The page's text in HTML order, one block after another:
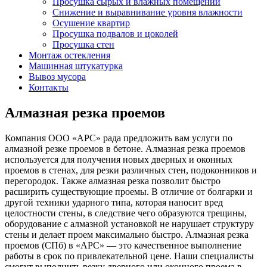
Снижение и выравнивание уровня влажности
Осушение квартир
Просушка подвалов и цоколей
Просушка стен
Монтаж остекления
Машинная штукатурка
Вывоз мусора
Контакты
Алмазная резка проемов
Компания ООО «АРС» рада предложить вам услуги по
алмазной резке проемов в бетоне. Алмазная резка проемов
используется для получения новых дверных и оконных
проемов в стенах, для резки различных стен, подоконников и
перегородок. Также алмазная резка позволит быстро
расширить существующие проемы. В отличие от болгарки и
другой техники ударного типа, которая наносит вред
целостности стены, в следствие чего образуются трещины,
оборудование с алмазной установкой не нарушает структуру
стены и делает проем максимально быстро. Алмазная резка
проемов (СПб) в «АРС» — это качественное выполнение
работы в срок по привлекательной цене. Наши специалисты